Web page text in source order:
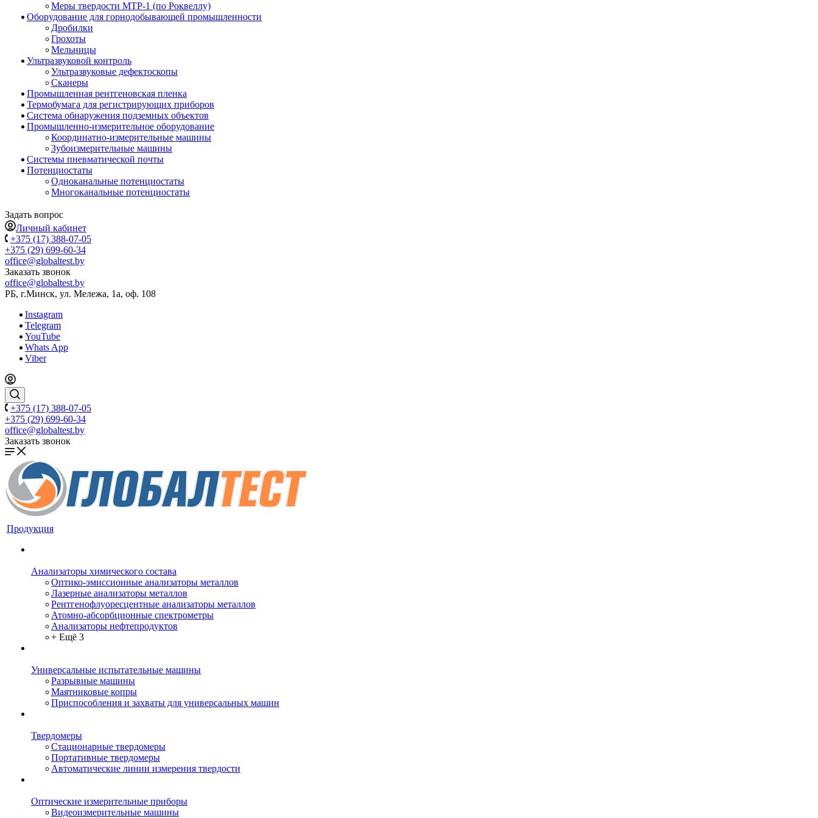
Меры твердости МТР-1 (по Роквеллу)
Оборудование для горнодобывающей промышленности
Дробилки
Грохоты
Мельницы
Ультразвуковой контроль
Ультразвуковые дефектоскопы
Сканеры
Промышленная рентгеновская пленка
Термобумага для регистрирующих приборов
Система обнаружения подземных объектов
Промышленно-измерительное оборудование
Координатно-измерительные машины
Зубоизмерительные машины
Системы пневматической почты
Потенциостаты
Одноканальные потенциостаты
Многоканальные потенциостаты
Задать вопрос
Личный кабинет
+375 (17) 388-07-05
+375 (29) 699-60-34
office@globaltest.by
Заказать звонок
office@globaltest.by
РБ, г.Минск, ул. Мележа, 1а, оф. 108
Instagram
Telegram
YouTube
Whats App
Viber
+375 (17) 388-07-05
+375 (29) 699-60-34
office@globaltest.by
Заказать звонок
Продукция
Анализаторы химического состава
Оптико-эмиссионные анализаторы металлов
Лазерные анализаторы металлов
Рентгенофлуоресцентные анализаторы металлов
Атомно-абсорбционные спектрометры
Анализаторы нефтепродуктов
+ Ещё 3
Универсальные испытательные машины
Разрывные машины
Маятниковые копры
Приспособления и захваты для универсальных машин
Твердомеры
Стационарные твердомеры
Портативные твердомеры
Автоматические линии измерения твердости
Оптические измерительные приборы
Видеоизмерительные машины